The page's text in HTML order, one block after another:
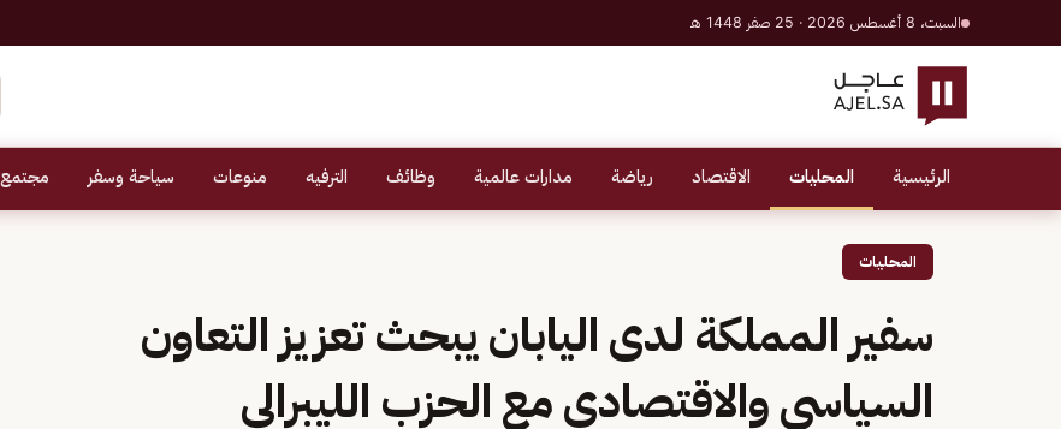
السبت، 8 أغسطس 2026 · 25 صفر 1448 هـ
الرئيسية المحليات الاقتصاد رياضة مدارات عالمية وظائف الترفيه منوعات سياحة وسفر مجتمع
المحليات
سفير المملكة لدى اليابان يبحث تعزيز التعاون
السياسي والاقتصادي مع الحزب الليبرالي